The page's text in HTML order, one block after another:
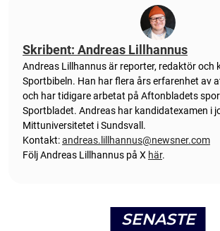
Skribent: Andreas Lillhannus
Andreas Lillhannus är reporter, redaktör och
Sportbibeln. Han har flera års erfarenhet av
och har tidigare arbetat på Aftonbladets
Sportbladet. Andreas har kandidatexamen i
Mittuniversitetet i Sundsvall.
Kontakt:andreas.lillhannus@newsner.com
Följ Andreas Lillhannus på X här.
SENASTE